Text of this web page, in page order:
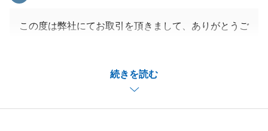
続きを読む
この度は弊社にてお取引を頂きまして、ありがとうご
R様はお住み替えだった為、ご購入とご売却のお手続
きを同時に行う必要があり、大変だったと思います。